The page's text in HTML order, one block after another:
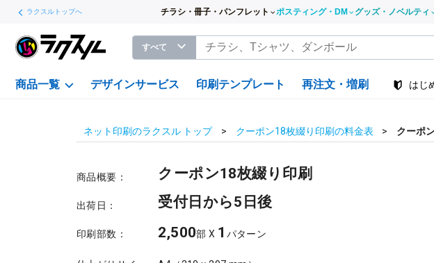
ラクスルトップへ チラシ・冊子・パンフレット ポスティング・DM グッズ・ノベルティ
すべて
商品一覧 デザインサービス 印刷テンプレート 再注文・増刷 はじ
ネット印刷のラクスル トップ クーポン18枚綴り印刷の料金表 クーポ
商品概要： クーポン18枚綴り印刷
出荷日： 受付日から5日後
印刷部数： 2,500部 X 1 パターン